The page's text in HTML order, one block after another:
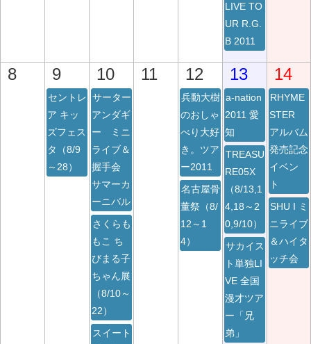
RHYME
STER
アルバム
発売記念
イベン
ト
SHU I ミ
ニライブ
＆ハイタ
ッチ会
TREASU
RE05X
（8/13,1
4,18～2
0,9/10）
a-nation
2011 愛
知
サカイス
ト単独LI
VE 全国
漫才ツア
ー「兄
弟」
名古屋骨
董祭（8/
12～1
4）
兵動大樹
のおしゃ
べり大好
き。ツア
ー2011
スイート
さくらも
もこ ち
びまる子
ちゃん展
（8/10～
22）
サーター
アンダギ
ー ミニ
ライブ＆
握手会
サマーカ
ーニバル
セントレ
ア キッ
ズフェス
タ（8/9
～28）
LIVE TO
UR R.G.
B 2011
8 9 10 11 12 13 14